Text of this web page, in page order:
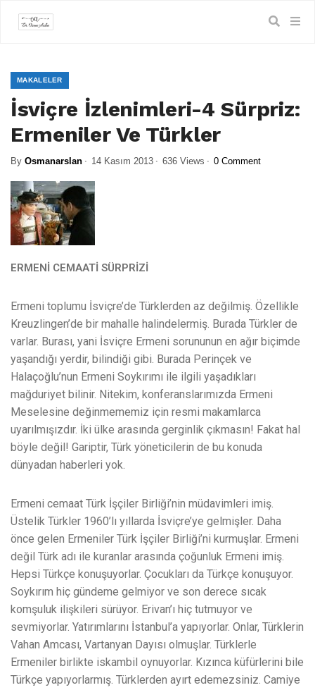
MAKALELER
İsviçre İzlenimleri-4 Sürpriz:
Ermeniler Ve Türkler
By Osmanarslan 14 Kasım 2013 636 Views 0 Comment
ERMENİ CEMAATİ SÜRPRİZİ
Ermeni toplumu İsviçre’de Türklerden az değilmiş. Özellikle
Kreuzlingen’de bir mahalle halindelermiş. Burada Türkler de
varlar. Burası, yani İsviçre Ermeni sorununun en ağır biçimde
yaşandığı yerdir, bilindiği gibi. Burada Perinçek ve
Halaçoğlu’nun Ermeni Soykırımı ile ilgili yaşadıkları
mağduriyet bilinir. Nitekim, konferanslarımızda Ermeni
Meselesine değinmememiz için resmi makamlarca
uyarılmışızdır. İki ülke arasında gerginlik çıkmasın! Fakat hal
böyle değil! Gariptir, Türk yöneticilerin de bu konuda
dünyadan haberleri yok.
Ermeni cemaat Türk İşçiler Birliği’nin müdavimleri imiş.
Üstelik Türkler 1960’lı yıllarda İsviçre’ye gelmişler. Daha
önce gelen Ermeniler Türk İşçiler Birliği’ni kurmuşlar. Ermeni
değil Türk adı ile kuranlar arasında çoğunluk Ermeni imiş.
Hepsi Türkçe konuşuyorlar. Çocukları da Türkçe konuşuyor.
Soykırım hiç gündeme gelmiyor ve son derece sıcak
komşuluk ilişkileri sürüyor. Erivan’ı hiç tutmuyor ve
sevmiyorlar. Yatırımlarını İstanbul’a yapıyorlar. Onlar, Türklerin
Vahan Amcası, Vartanyan Dayısı olmuşlar. Türklerle
Ermeniler birlikte iskambil oynuyorlar. Kızınca küfürlerini bile
Türkçe yapıyorlarmış. Türklerden ayırt edemezsiniz. Camiye